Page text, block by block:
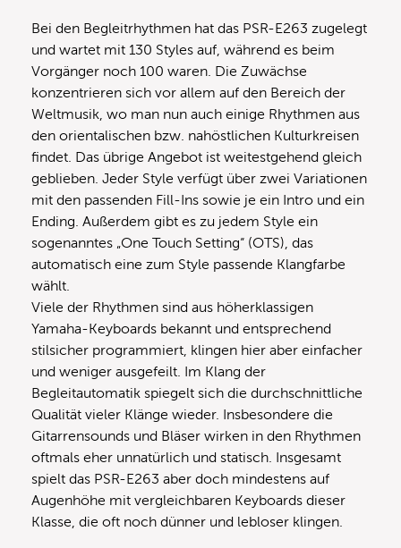
Bei den Begleitrhythmen hat das PSR-E263 zugelegt
und wartet mit 130 Styles auf, während es beim
Vorgänger noch 100 waren. Die Zuwächse
konzentrieren sich vor allem auf den Bereich der
Weltmusik, wo man nun auch einige Rhythmen aus
den orientalischen bzw. nahöstlichen Kulturkreisen
findet. Das übrige Angebot ist weitestgehend gleich
geblieben. Jeder Style verfügt über zwei Variationen
mit den passenden Fill-Ins sowie je ein Intro und ein
Ending. Außerdem gibt es zu jedem Style ein
sogenanntes „One Touch Setting“ (OTS), das
automatisch eine zum Style passende Klangfarbe
wählt.
Viele der Rhythmen sind aus höherklassigen
Yamaha-Keyboards bekannt und entsprechend
stilsicher programmiert, klingen hier aber einfacher
und weniger ausgefeilt. Im Klang der
Begleitautomatik spiegelt sich die durchschnittliche
Qualität vieler Klänge wieder. Insbesondere die
Gitarrensounds und Bläser wirken in den Rhythmen
oftmals eher unnatürlich und statisch. Insgesamt
spielt das PSR-E263 aber doch mindestens auf
Augenhöhe mit vergleichbaren Keyboards dieser
Klasse, die oft noch dünner und lebloser klingen.